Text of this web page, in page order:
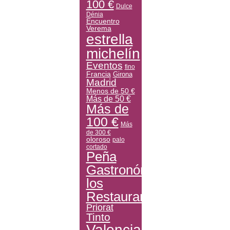
100 € Dulce
Dénia
Encuentro
Verema
estrella
michelín
Eventos fino
Francia Girona
Madrid
Menos de 50 €
Más de 50 €
Más de
100 € Más
de 300 €
oloroso palo
cortado
Peña
Gastronómica
los
Restauranteros
Priorat
Tinto